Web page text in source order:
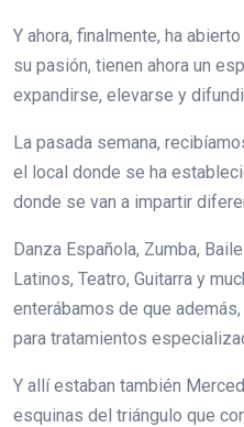
Y ahora, finalmente, ha
su pasión, tienen ahora un
expandirse, elevarse y
La pasada semana,
el local donde se ha
donde se van a impartir
Danza Española, Zumba,
Latinos, Teatro, Guitarra y
enterábamos de que
para tratamientos
Y allí estaban también
esquinas del triángulo que